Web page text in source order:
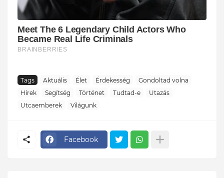
Tags Aktuális Élet Érdekesség
Gondoltad volna
Hírek
Segítség Történet Tudtad-e
Utazás
Utcaemberek
Világunk
Facebook